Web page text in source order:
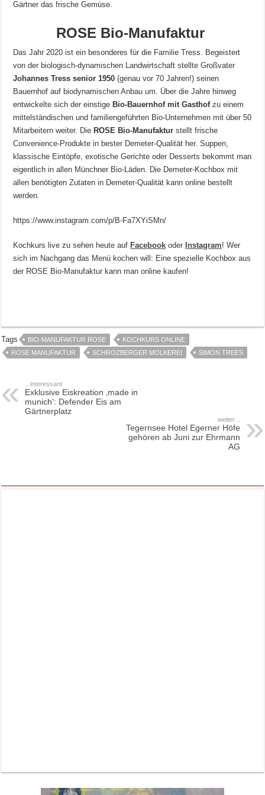
Gärtner das frische Gemüse.
ROSE Bio-Manufaktur
Das Jahr 2020 ist ein besonderes für die Familie Tress. Begeistert
von der biologisch-dynamischen Landwirtschaft stellte Großvater
Johannes Tress senior 1950 (genau vor 70 Jahren!) seinen
Bauernhof auf biodynamischen Anbau um. Über die Jahre hinweg
entwickelte sich der einstige Bio-Bauernhof mit Gasthofzu einem
mittelständischen und familiengeführten Bio-Unternehmen mit über 50
Mitarbeitern weiter. Die ROSE Bio-Manufaktur stellt frische
Convenience-Produkte in bester Demeter-Qualität her. Suppen,
klassische Eintöpfe, exotische Gerichte oder Desserts bekommt man
eigentlich in allen Münchner Bio-Läden. Die Demeter-Kochbox mit
allen benötigten Zutaten in Demeter-Qualität kann online bestellt
werden.
https://www.instagram.com/p/B-Fa7XYiSMn/
Kochkurs live zu sehen heute auf Facebook oder Instagram! Wer
sich im Nachgang das Menü kochen will: Eine spezielle Kochbox aus
der ROSE Bio-Manufaktur kann man online kaufen!
Tags BIO-MANUFAKTUR ROSE
KOCHKURS ONLINE
ROSE MANUFAKTUR
SCHROZBERGER MOLKEREI SIMON TREES
.. interessant
Exklusive Eiskreation ‚made in
munich‘: Defender Eis am
Gärtnerplatz
weiter ..
Tegernsee Hotel Egerner Höfe
gehören ab Juni zur Ehrmann
AG